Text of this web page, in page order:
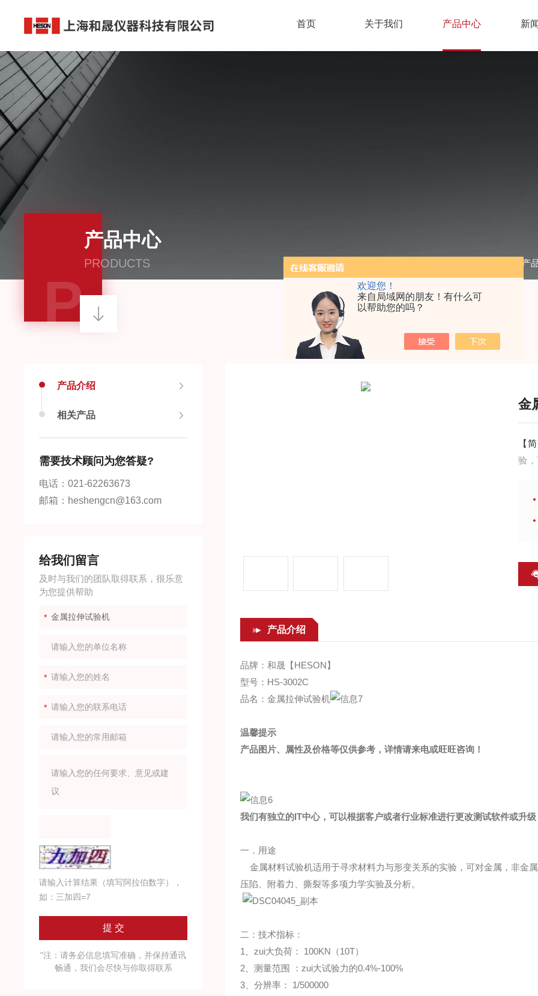
欢迎您！
来自局域网的朋友！有什么可
以帮助您的吗？
首页 关于我们 产品中心 新
产品中心
PRODUCTS
P
产
金
【
验
产品介绍
品牌：和晟【HESON】
型号：HS-3002C
品名：金属拉伸试验机
温馨提示
产品图片、属性及价格等仅供参考，详情请来电或旺旺咨询！
我们有独立的IT中心，可以根据客户或者行业标准进行更改测试软件或升
一．用途
金属材料试验机适用于寻求材料力与形变关系的实验，可对金属，非金
压陷、附着力、撕裂等多项力学实验及分析。
二：技术指标：
1、zui大负荷： 100KN（10T）
2、测量范围 ：zui大试验力的0.4%-100%
3、分辨率： 1/500000
产品介绍
相关产品
需要技术顾问为您答疑?
电话：021-62263673
邮箱：heshengcn@163.com
给我们留言
及时与我们的团队取得联系，很乐意
为您提供帮助
请输入计算结果（填写阿拉伯数字），
如：三加四=7
"注：请务必信息填写准确，并保持通讯
畅通，我们会尽快与你取得联系